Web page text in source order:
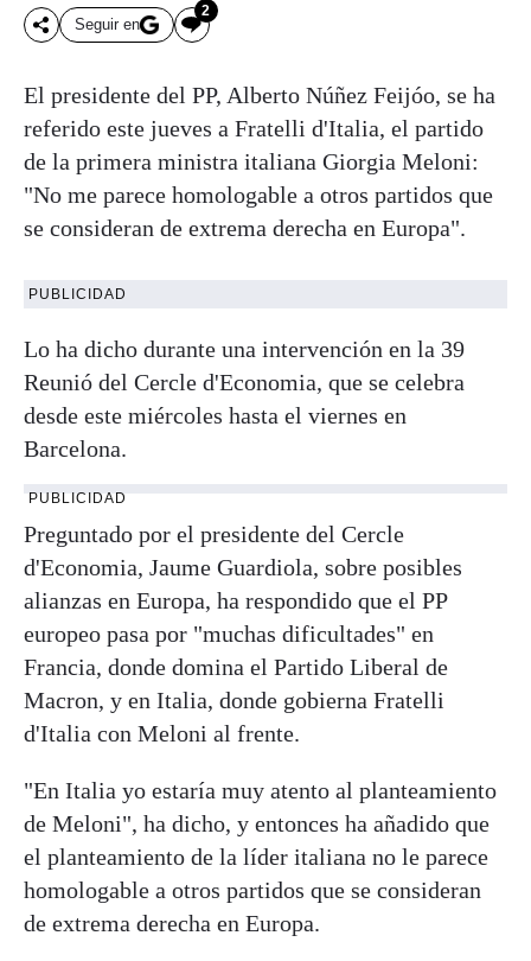
Seguir en
2
El presidente del PP, Alberto Núñez Feijóo, se ha
referido este jueves a Fratelli d'Italia, el partido
de la primera ministra italiana Giorgia Meloni:
"No me parece homologable a otros partidos que
se consideran de extrema derecha en Europa".
PUBLICIDAD
Lo ha dicho durante una intervención en la 39
Reunió del Cercle d'Economia, que se celebra
desde este miércoles hasta el viernes en
Barcelona.
PUBLICIDAD
Preguntado por el presidente del Cercle
d'Economia, Jaume Guardiola, sobre posibles
alianzas en Europa, ha respondido que el PP
europeo pasa por "muchas dificultades" en
Francia, donde domina el Partido Liberal de
Macron, y en Italia, donde gobierna Fratelli
d'Italia con Meloni al frente.
"En Italia yo estaría muy atento al planteamiento
de Meloni", ha dicho, y entonces ha añadido que
el planteamiento de la líder italiana no le parece
homologable a otros partidos que se consideran
de extrema derecha en Europa.